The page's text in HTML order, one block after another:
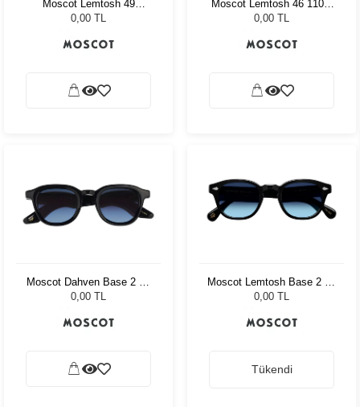
Moscot Lemtosh 49
Tortoise American Grey
0,00 TL
Moscot Lemtosh 46 110 Ii
Blue Celebrity Blue
0,00 TL
Moscot Dahven Base 2 47
Black Denim Blue
0,00 TL
Moscot Lemtosh Base 2 46
Black Denim Blue
0,00 TL
Tükendi